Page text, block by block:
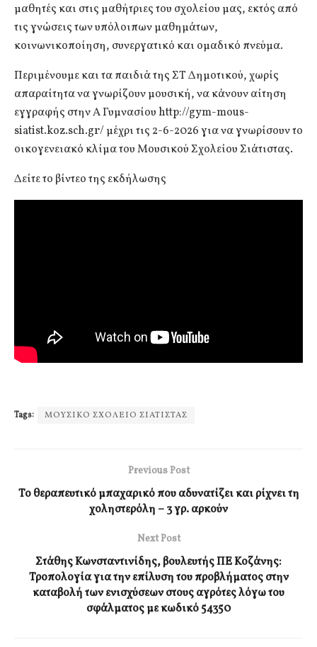
μαθητές και στις μαθήτριες του σχολείου μας, εκτός από
τις γνώσεις των υπόλοιπων μαθημάτων,
κοινωνικοποίηση, συνεργατικό και ομαδικό πνεύμα.
Περιμένουμε και τα παιδιά της ΣΤ Δημοτικού, χωρίς
απαραίτητα να γνωρίζουν μουσική, να κάνουν αίτηση
εγγραφής στην Α Γυμνασίου http://gym-mous-
siatist.koz.sch.gr/ μέχρι τις 2-6-2026 για να γνωρίσουν το
οικογενειακό κλίμα του Μουσικού Σχολείου Σιάτιστας.
Δείτε το βίντεο της εκδήλωσης
Tags: ΜΟΥΣΙΚΟ ΣΧΟΛΕΙΟ ΣΙΑΤΙΣΤΑΣ
Previous Post
Το θεραπευτικό μπαχαρικό που αδυνατίζει και ρίχνει τη
χοληστερόλη – 3 γρ. αρκούν
Next Post
Στάθης Κωνσταντινίδης, βουλευτής ΠΕ Κοζάνης:
Τροπολογία για την επίλυση του προβλήματος στην
καταβολή των ενισχύσεων στους αγρότες λόγω του
σφάλματος με κωδικό 54350